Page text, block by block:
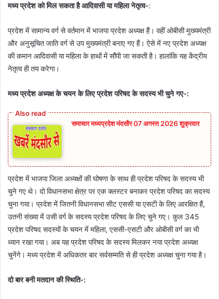
मध्य प्रदेश को मिल सकता है आदिवासी या महिला नेतृत्व-:
प्रदेश में सामान्य वर्ग से वर्तमान में भाजपा प्रदेश अध्यक्ष हैं। वहीं ओबीसी मुख्यमंत्री
और अनुसूचित जाति वर्ग से उप मुख्यमंत्री बनाए गए हैं। ऐसे में नए प्रदेश अध्यक्ष
की कमान आदिवासी या महिला के हाथों में सौंपी जा सकती है। हालांकि यह केंद्रीय
नेतृत्व ही तय करेगा।
मध्य प्रदेश अध्यक्ष के चयन के लिए प्रदेश परिषद के सदस्य भी चुने गए-:
समाचार मध्यप्रदेश मंदसौर 07 अगस्त 2026 शुक्रवार
प्रदेश में भाजपा जिला अध्यक्षों की घोषणा के साथ ही प्रदेश परिषद के सदस्य भी
चुने गए थे। दो विधानसभा क्षेत्र पर एक क्लस्टर बनाकर प्रदेश परिषद का सदस्य
चुना गया। प्रदेश में जितनी विधानसभा सीट एससी या एसटी के लिए आरक्षित हैं,
उतनी संख्या में उसी वर्ग के सदस्य प्रदेश परिषद के लिए चुने गए। कुल 345
प्रदेश परिषद सदस्यों के चयन में महिला, एससी-एसटी और ओबीसी वर्ग का भी
ध्यान रखा गया। अब यह प्रदेश परिषद के सदस्य मिलकर नया प्रदेश अध्यक्ष
चुनेंगे। मध्य प्रदेश में अधिकतर बार सर्वसम्मति से ही प्रदेश अध्यक्ष चुना गया है।
दो बार बनी मतदान की स्थिति-: